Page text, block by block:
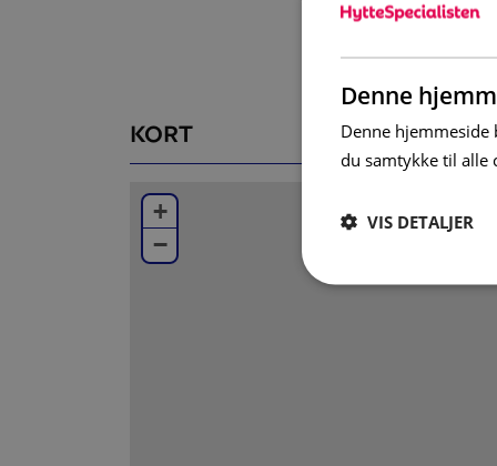
Altan väster (skottas ej). Torkskåp samt
Som standard hos oss finns en barnstol
kudde ingår ej i barnsängen). Önskar du
helt kostnadsfritt.
KORT
+
−
Denne
Denne
du samtykke til alle
VIS DETALJER